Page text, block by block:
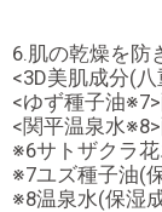
6.肌の乾燥を防
<3D美肌成分(
<ゆず種子油
<関平温泉水
※6サトザクラ
※7ユズ種子油(
※8温泉水(保湿